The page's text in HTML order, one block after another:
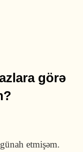
görə
etmişəm.